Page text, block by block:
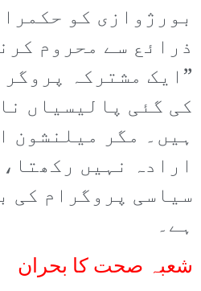
بورژوازی کو
ذرائع سے محروم
”ایک مشترکہ
کی گئی پالیسیاں
ہیں۔ مگر میلنشون
ارادہ نہیں
سیاسی پروگرام کی
ہے۔
شعبہ صحت کا بحران